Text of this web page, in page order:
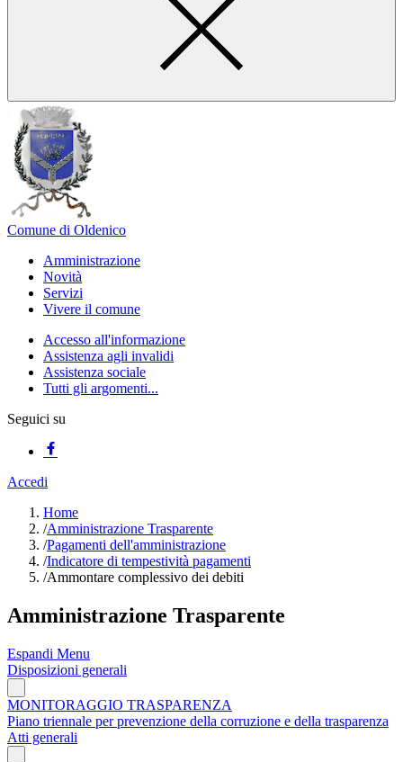
Comune di Oldenico
Amministrazione
Novità
Servizi
Vivere il comune
Accesso all'informazione
Assistenza agli invalidi
Assistenza sociale
Tutti gli argomenti...
Seguici su
Accedi
Home
/Amministrazione Trasparente
/Pagamenti dell'amministrazione
/Indicatore di tempestività pagamenti
/Ammontare complessivo dei debiti
Amministrazione Trasparente
Espandi Menu
Disposizioni generali
MONITORAGGIO TRASPARENZA
Piano triennale per prevenzione della corruzione e della trasparenza
Atti generali